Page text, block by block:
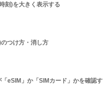
刻)を大きく表示する
つけ方・消し方
eSIM」か「SIMカード」かを確認す